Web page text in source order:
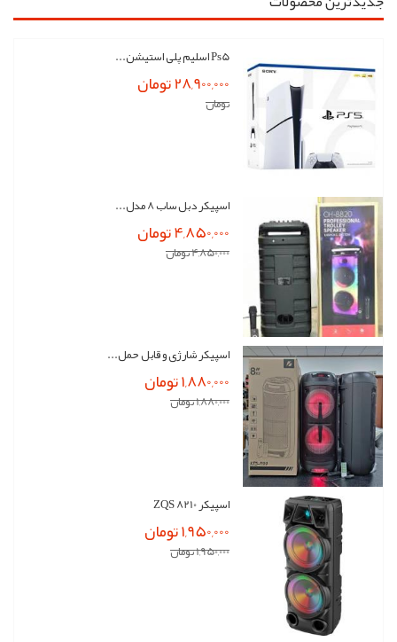
Ps5 اسلیم پلی استیشن...
28,900,000 تومان
تومان
اسپیکر دبل ساب 8 مدل...
4,850,000 تومان
4,850,000 تومان
اسپیکر شارژی و قابل حمل...
1,880,000 تومان
1,880,000 تومان
اسپیکر ZQS 8210
1,950,000 تومان
1,950,000 تومان